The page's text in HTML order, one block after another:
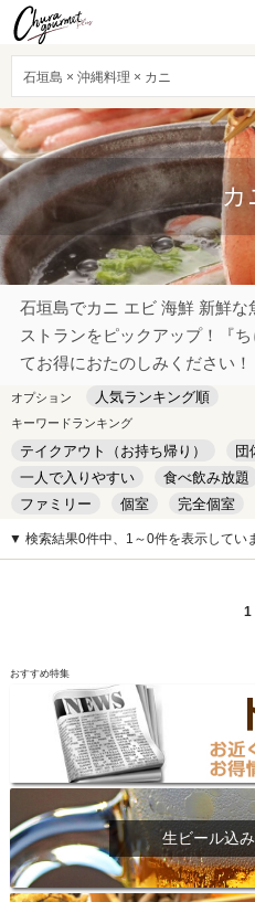
石垣島 × 沖縄料理 × カニ
カ
石垣島でカニ エビ 海鮮 新鮮
ストランをピックアップ！『
てお得におたのしみください！
オプション 人気ランキング順
キーワードランキング
テイクアウト（お持ち帰り）
団
一人で入りやすい
食べ飲み放題
ファミリー
個室 完全個室
キッズルーム
安い デート
▼ 検索結果0件中、1～0件を表示してい
1
おすすめ特集
生ビール込